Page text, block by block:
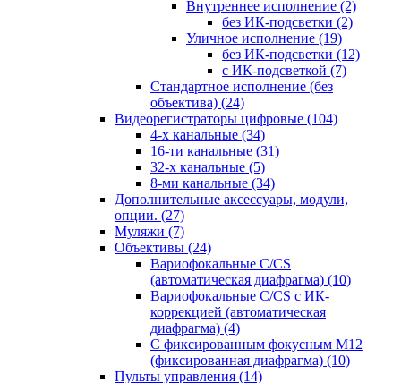
Внутреннее исполнение (2)
без ИК-подсветки (2)
Уличное исполнение (19)
без ИК-подсветки (12)
с ИК-подсветкой (7)
Стандартное исполнение (без
объектива) (24)
Видеорегистраторы цифровые (104)
4-х канальные (34)
16-ти канальные (31)
32-х канальные (5)
8-ми канальные (34)
Дополнительные аксессуары, модули,
опции. (27)
Муляжи (7)
Объективы (24)
Вариофокальные C/CS
(автоматическая диафрагма) (10)
Вариофокальные C/CS с ИК-
коррекцией (автоматическая
диафрагма) (4)
С фиксированным фокусным М12
(фиксированная диафрагма) (10)
Пульты управления (14)